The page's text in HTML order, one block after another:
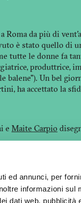
ed annunci, per
informazioni sul
dati web, pubblicità
Roma da più di
è stato quello di
tutte le donne fa
produttrice,
balene"). Un bel
ha accettato la
e Maite Carpio